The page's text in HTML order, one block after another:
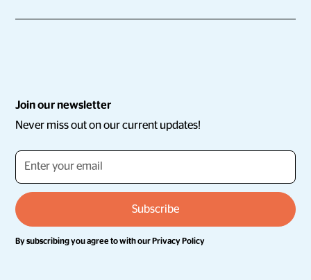
Join our newsletter
Never miss out on our current updates!
By subscribing you agree to with ourPrivacy Policy